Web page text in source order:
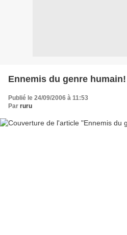
Ennemis du genre humain!
Publié le 24/09/2006 à 11:53
Par ruru